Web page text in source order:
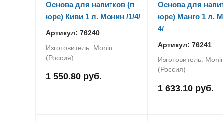
Основа для напитков (п
юре) Киви 1 л. Монин /1/4/
Артикул: 76240
Изготовитель: Monin
(Россия)
1 550.80 руб.
Основа для
юре) Манго 1 л.
4/
Артикул: 76241
Изготовитель:
(Россия)
1 633.10 руб.